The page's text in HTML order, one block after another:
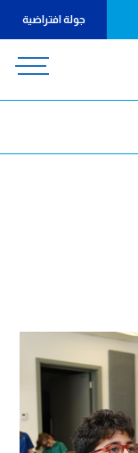
جولة افتراضية